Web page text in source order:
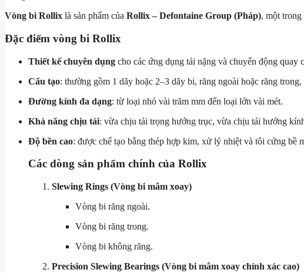
Vòng bi Rollix là sản phẩm của Rollix – Defontaine Group (Pháp), một
Đặc điểm vòng bi Rollix
Thiết kế chuyên dụng cho các ứng dụng tải nặng và chuyển động quay
Cấu tạo: thường gồm 1 dãy hoặc 2–3 dãy bi, răng ngoài hoặc răng
Đường kính đa dạng: từ loại nhỏ vài trăm mm đến loại lớn vài mét.
Khả năng chịu tải: vừa chịu tải trọng hướng trục, vừa chịu tải hướng
Độ bền cao: được chế tạo bằng thép hợp kim, xử lý nhiệt và tôi cứng bề
Các dòng sản phẩm chính của Rollix
Slewing Rings (Vòng bi mâm xoay)
Vòng bi răng ngoài.
Vòng bi răng trong.
Vòng bi không răng.
Precision Slewing Bearings (Vòng bi mâm xoay chính xác cao)